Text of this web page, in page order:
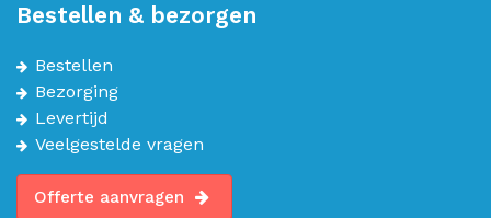
Bestellen & bezorgen
Bestellen
Bezorging
Levertijd
Veelgestelde vragen
Offerte aanvragen